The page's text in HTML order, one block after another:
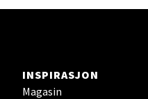
INSPIRASJON
Magasin